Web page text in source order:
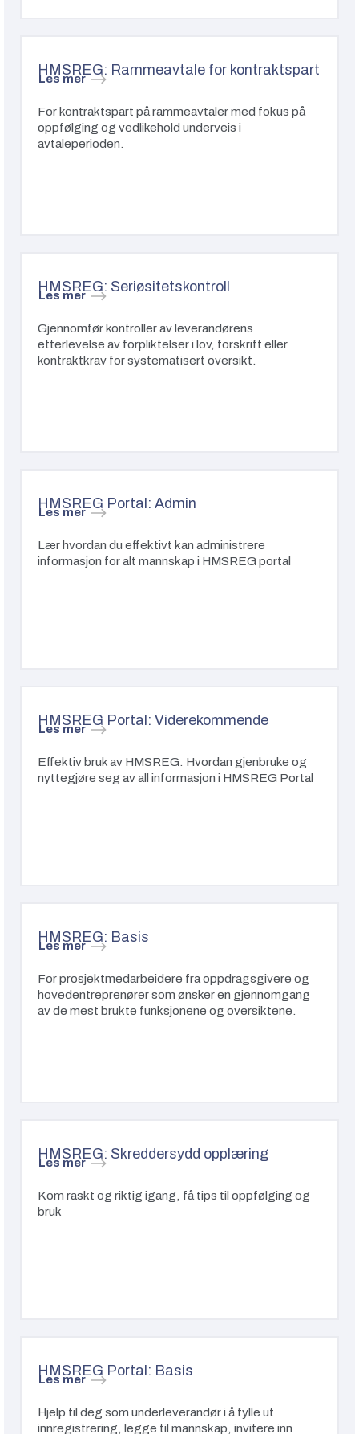
HMSREG: Rammeavtale for kontraktspart
For kontraktspart på rammeavtaler med fokus på
oppfølging og vedlikehold underveis i
avtaleperioden.
Les mer
HMSREG: Seriøsitetskontroll
Gjennomfør kontroller av leverandørens
etterlevelse av forpliktelser i lov, forskrift eller
kontraktkrav for systematisert oversikt.
Les mer
HMSREG Portal: Admin
Lær hvordan du effektivt kan administrere
informasjon for alt mannskap i HMSREG portal
Les mer
HMSREG Portal: Viderekommende
Effektiv bruk av HMSREG. Hvordan gjenbruke og
nyttegjøre seg av all informasjon i HMSREG Portal
Les mer
HMSREG: Basis
For prosjektmedarbeidere fra oppdragsgivere og
hovedentreprenører som ønsker en gjennomgang
av de mest brukte funksjonene og oversiktene.
Les mer
HMSREG: Skreddersydd opplæring
Kom raskt og riktig igang, få tips til oppfølging og
bruk
Les mer
HMSREG Portal: Basis
Hjelp til deg som underleverandør i å fylle ut
innregistrering, legge til mannskap, invitere inn
Les mer